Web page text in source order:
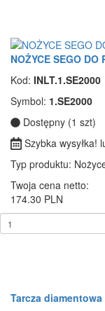
NOŻYCE SEGO DO
Kod: INLT.1.SE2000
Symbol: 1.SE2000
Dostępny (1 szt)
Szybka wysyłka!
Typ produktu:
Twoja cena netto:
174.30 PLN
Tarcza